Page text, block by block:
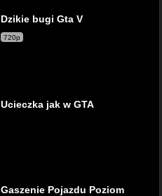
Dzikie bugi Gta V
720p
Ucieczka jak w GTA
Gaszenie Pojazdu Poziom